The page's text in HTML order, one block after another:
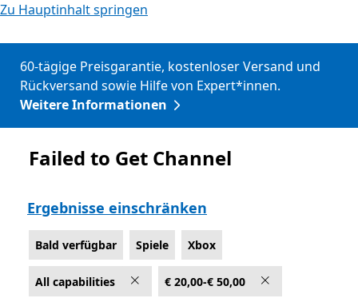
Zu Hauptinhalt springen
60-tägige Preisgarantie, kostenloser Versand und
Rückversand sowie Hilfe von Expert*innen.
Weitere Informationen
Bald verfügbar
Failed to Get Channel
Ergebnisse einschränken
Bald verfügbar Spiele Xbox
All capabilities € 20,00-€ 50,00